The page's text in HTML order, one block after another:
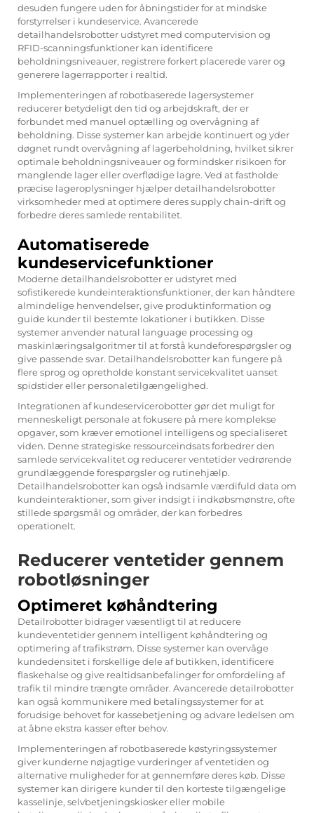
desuden fungere uden for åbningstider for at mindske
forstyrrelser i kundeservice. Avancerede
detailhandelsrobotter udstyret med computervision og
RFID-scanningsfunktioner kan identificere
beholdningsniveauer, registrere forkert placerede varer og
generere lagerrapporter i realtid.
Implementeringen af robotbaserede lagersystemer
reducerer betydeligt den tid og arbejdskraft, der er
forbundet med manuel optælling og overvågning af
beholdning. Disse systemer kan arbejde kontinuert og yder
døgnet rundt overvågning af lagerbeholdning, hvilket sikrer
optimale beholdningsniveauer og formindsker risikoen for
manglende lager eller overflødige lagre. Ved at fastholde
præcise lageroplysninger hjælper detailhandelsrobotter
virksomheder med at optimere deres supply chain-drift og
forbedre deres samlede rentabilitet.
Automatiserede
kundeservicefunktioner
Moderne detailhandelsrobotter er udstyret med
sofistikerede kundeinteraktionsfunktioner, der kan håndtere
almindelige henvendelser, give produktinformation og
guide kunder til bestemte lokationer i butikken. Disse
systemer anvender natural language processing og
maskinlæringsalgoritmer til at forstå kundeforespørgsler og
give passende svar. Detailhandelsrobotter kan fungere på
flere sprog og opretholde konstant servicekvalitet uanset
spidstider eller personaletilgængelighed.
Integrationen af kundeservicerobotter gør det muligt for
menneskeligt personale at fokusere på mere komplekse
opgaver, som kræver emotionel intelligens og specialiseret
viden. Denne strategiske ressourceindsats forbedrer den
samlede servicekvalitet og reducerer ventetider vedrørende
grundlæggende forespørgsler og rutinehjælp.
Detailhandelsrobotter kan også indsamle værdifuld data om
kundeinteraktioner, som giver indsigt i indkøbsmønstre, ofte
stillede spørgsmål og områder, der kan forbedres
operationelt.
Reducerer ventetider gennem
robotløsninger
Optimeret køhåndtering
Detailrobotter bidrager væsentligt til at reducere
kundeventetider gennem intelligent køhåndtering og
optimering af trafikstrøm. Disse systemer kan overvåge
kundedensitet i forskellige dele af butikken, identificere
flaskehalse og give realtidsanbefalinger for omfordeling af
trafik til mindre trængte områder. Avancerede detailrobotter
kan også kommunikere med betalingssystemer for at
forudsige behovet for kassebetjening og advare ledelsen om
at åbne ekstra kasser efter behov.
Implementeringen af robotbaserede køstyringssystemer
giver kunderne nøjagtige vurderinger af ventetiden og
alternative muligheder for at gennemføre deres køb. Disse
systemer kan dirigere kunder til den korteste tilgængelige
kasselinje, selvbetjeningskiosker eller mobile